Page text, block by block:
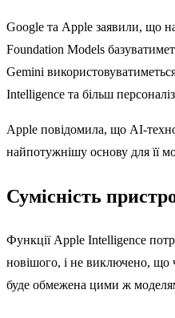
Google та Apple заявили, що
Foundation Models
Gemini
Intelligence та більш
Apple повідомила, що AI-
найпотужнішу основу для її
Сумісність
Функції Apple Intelligence
новішого, і не виключено, що
буде обмежена цими ж